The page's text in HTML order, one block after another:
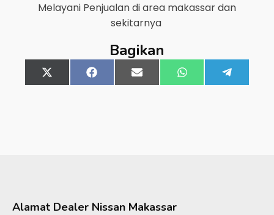
Melayani Penjualan di area makassardan
sekitarnya
Bagikan
Share
on
X
(Twitter)
Share
on
FacebookShare
on
Email Share
on
WhatsApp
on
Alamat Dealer Nissan Makassar